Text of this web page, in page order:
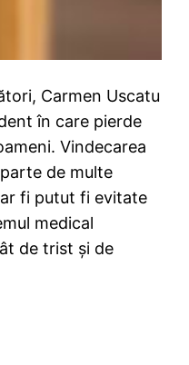
Carmen Uscatu
în care pierde
Vindecarea
de multe
fi putut fi evitate
medical
de trist și de